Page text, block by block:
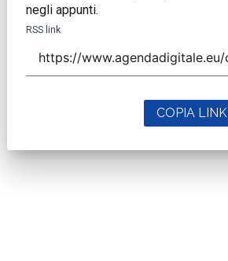
negli appunti.
RSS link
COPIA LINK